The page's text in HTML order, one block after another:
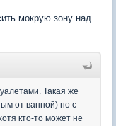
мокрую зону над
Такая же
от ванной) но с
кто-то может не